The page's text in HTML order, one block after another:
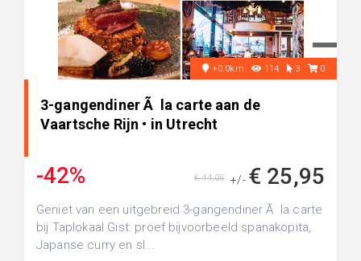
+0.0km 114 3 0
3-gangendiner Ã la carte aan de
Vaartsche Rijn • in Utrecht
-42% +/- € 25,95
€ 44,05
Geniet van een uitgebreid 3-gangendiner Ã la carte
bij Taplokaal Gist: proef bijvoorbeeld spanakopita,
Japanse curry en sl...